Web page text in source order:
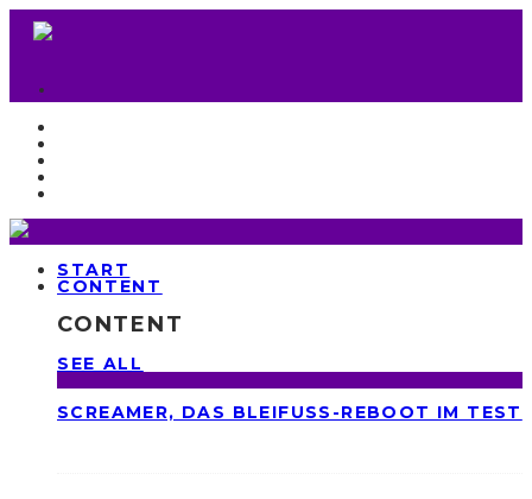
START
CONTENT
CONTENT
SEE ALL
SCREAMER, DAS BLEIFUSS-REBOOT IM TEST